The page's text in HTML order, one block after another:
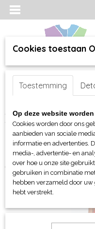
Inloggen Registreren
Home >webshop>Per merk
Sorteer op:
Cookies toestaan
Toestemming
Op deze website
Cookies worden door ons
aanbieden van sociale
informatie en advertenties.
media-, advertentie- en
over hoe u onze site
gebruiken in combinatie
hebben verzameld door
hebt verstrekt.